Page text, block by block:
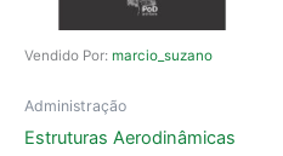
Vendido Por: marcio_suzano
Administração
Estruturas Aerodinâmicas